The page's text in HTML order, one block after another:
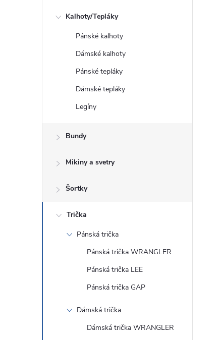
Kalhoty/Tepláky
Pánské kalhoty
Dámské kalhoty
Pánské tepláky
Dámské tepláky
Legíny
Bundy
Mikiny a svetry
Šortky
Trička
Pánská trička
Pánská trička WRANGLER
Pánská trička LEE
Pánská trička GAP
Dámská trička
Dámská trička WRANGLER